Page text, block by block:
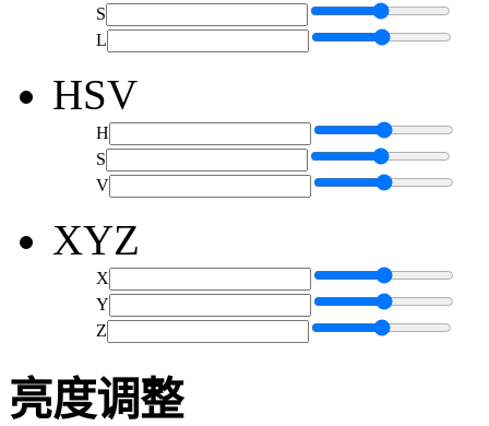
S
L
HSV
H
S
V
XYZ
X
Y
Z
亮度调整